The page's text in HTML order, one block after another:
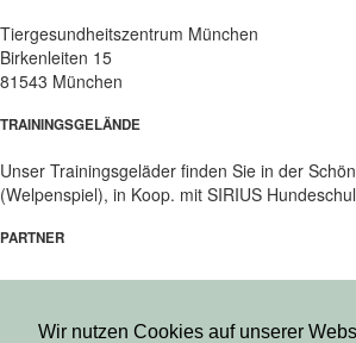
Wir nutzen Cookies auf unserer
Tiergesundheitszentrum München
Birkenleiten 15
81543 München
TRAININGSGELÄNDE
Unser Trainingsgeläder finden Sie in der
(Welpenspiel), in Koop. mit SIRIUS
PARTNER